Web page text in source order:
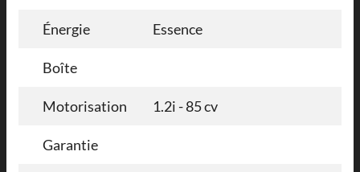
Énergie Essence
Boîte
Motorisation 1.2i - 85 cv
Garantie